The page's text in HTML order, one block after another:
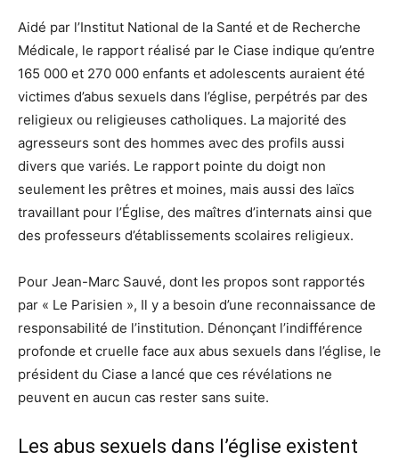
Aidé par l’Institut National de la Santé et de Recherche
Médicale, le rapport réalisé par le Ciase indique qu’entre
165 000 et 270 000 enfants et adolescents auraient été
victimes d’abus sexuels dans l’église, perpétrés par des
religieux ou religieuses catholiques. La majorité des
agresseurs sont des hommes avec des profils aussi
divers que variés. Le rapport pointe du doigt non
seulement les prêtres et moines, mais aussi des laïcs
travaillant pour l’Église, des maîtres d’internats ainsi que
des professeurs d’établissements scolaires religieux.
Pour Jean-Marc Sauvé, dont les propos sont rapportés
par « Le Parisien », Il y a besoin d’une reconnaissance de
responsabilité de l’institution. Dénonçant l’indifférence
profonde et cruelle face aux abus sexuels dans l’église, le
président du Ciase a lancé que ces révélations ne
peuvent en aucun cas rester sans suite.
Les abus sexuels dans l’église existent